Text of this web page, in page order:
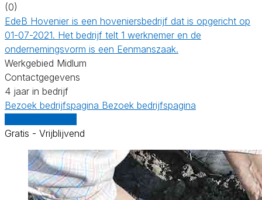
(0)
EdeB Hovenier is een hoveniersbedrijf dat is opgericht op
01-07-2021. Het bedrijf telt 1 werknemer en de
ondernemingsvorm is een Eenmanszaak.
Werkgebied Midlum
Contactgegevens
4 jaar in bedrijf
Bezoek bedrijfspagina Bezoek bedrijfspagina
Gratis - Vrijblijvend